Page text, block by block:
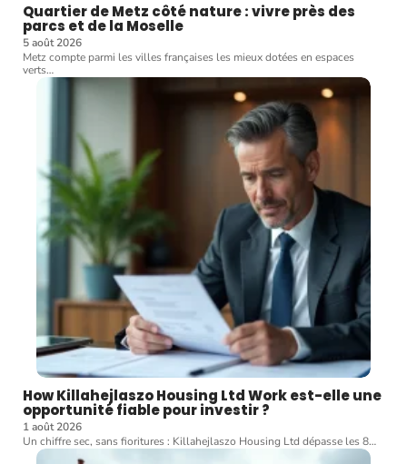
Quartier de Metz côté nature : vivre près des
parcs et de la Moselle
5 août 2026
Metz compte parmi les villes françaises les mieux dotées en espaces
verts…
How Killahejlaszo Housing Ltd Work est-elle une
opportunité fiable pour investir ?
1 août 2026
Un chiffre sec, sans fioritures : Killahejlaszo Housing Ltd dépasse les 8…